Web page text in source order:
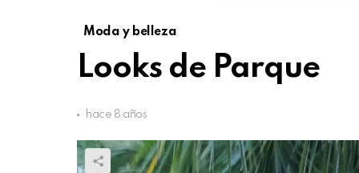
Moda y belleza
Looks de Parque
hace 8 años